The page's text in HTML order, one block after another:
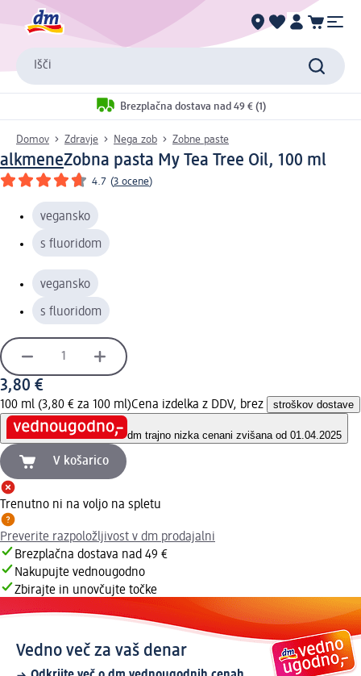
Išči
Brezplačna dostava nad 49 € (1)
Domov Zdravje Nega zob Zobne paste
alkmeneZobna pasta My Tea Tree Oil, 100 ml
4.7 (3 ocene)
vegansko
s fluoridom
vegansko
s fluoridom
3,80 €
100 ml (3,80 € za 100 ml)Cena izdelka z DDV, brez stroškov dostave
dm trajno nizka cenani zvišana od 01.04.2025
V košarico
Trenutno ni na voljo na spletu
Preverite razpoložljivost v dm prodajalni
Brezplačna dostava nad 49 €
Nakupujte vednougodno
Zbirajte in unovčujte točke
Vedno več za vaš denar